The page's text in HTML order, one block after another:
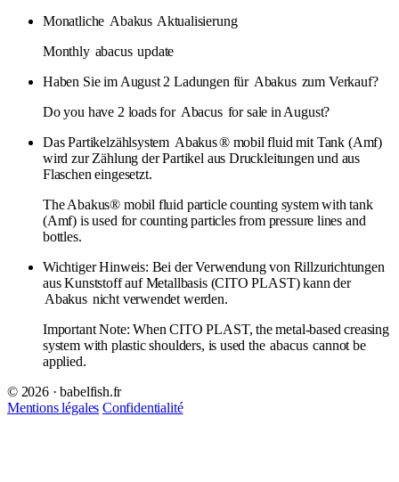
Monatliche Abakus Aktualisierung
Monthly abacus update
Haben Sie im August 2 Ladungen für Abakus zum Verkauf?
Do you have 2 loads for Abacus for sale in August?
Das Partikelzählsystem Abakus® mobil fluid mit Tank (Amf)
wird zur Zählung der Partikel aus Druckleitungen und aus
Flaschen eingesetzt.
The Abakus® mobil fluid particle counting system with tank
(Amf) is used for counting particles from pressure lines and
bottles.
Wichtiger Hinweis: Bei der Verwendung von Rillzurichtungen
aus Kunststoff auf Metallbasis (CITO PLAST) kann der
Abakus nicht verwendet werden.
Important Note: When CITO PLAST, the metal-based creasing
system with plastic shoulders, is used the abacus cannot be
applied.
© 2026 · babelfish.fr
Mentions légales Confidentialité